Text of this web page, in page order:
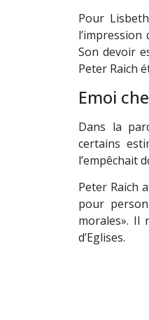
Pour
Son devoir
Peter Raich
Emoi
Dans la
certains
l’empêchait
Peter Raich
pour
morales». Il
d’Eglises.